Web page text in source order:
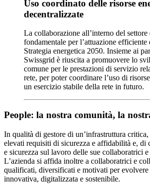
Uso coordinato delle risorse
decentralizzate
La collaborazione all’interno del settore
fondamentale per l’attuazione efficiente
Strategia energetica 2050. Insieme ai
Swissgrid è riuscita a promuovere lo
comune per le prestazioni di servizio
rete, per poter coordinare l’uso di
un esercizio stabile della rete in futuro.
People: la nostra comunità, la
In qualità di gestore di un’infrastruttura
elevati requisiti di sicurezza e affidabilità e, di
e sicurezza sul lavoro delle sue collaboratrici
L’azienda si affida inoltre a collaboratrici e
qualificati, diversificati e motivati per evolvere
innovativa, digitalizzata e sostenibile.